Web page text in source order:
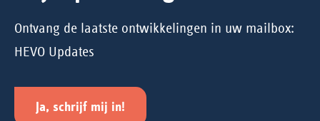
Ontvang de laatste ontwikkelingen in uw mailbox:
HEVO Updates
Ja, schrijf mij in!